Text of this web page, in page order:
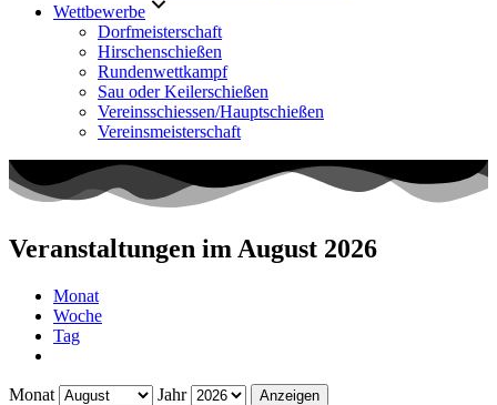
Wettbewerbe
Dorfmeisterschaft
Hirschenschießen
Rundenwettkampf
Sau oder Keilerschießen
Vereinsschiessen/Hauptschießen
Vereinsmeisterschaft
Veranstaltungen im August 2026
Monat
Woche
Tag
Monat Jahr